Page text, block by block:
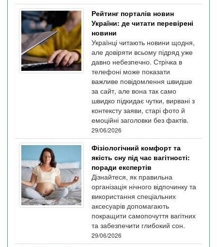
Рейтинг порталів новин
України: де читати перевірені
новини
Українці читають новини щодня,
але довіряти всьому підряд уже
давно небезпечно. Стрічка в
телефоні може показати
важливе повідомлення швидше
за сайт, але вона так само
швидко підкидає чутки, вирвані з
контексту заяви, старі фото й
емоційні заголовки без фактів.
29/06/2026
Фізіологічний комфорт та
якість сну під час вагітності:
поради експертів
Дізнайтеся, як правильна
організація нічного відпочинку та
використання спеціальних
аксесуарів допомагають
покращити самопочуття вагітних
та забезпечити глибокий сон.
29/06/2026